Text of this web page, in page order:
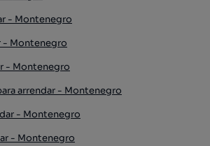
- Montenegro
- Montenegro
- Montenegro
arrendar - Montenegro
- Montenegro
- Montenegro